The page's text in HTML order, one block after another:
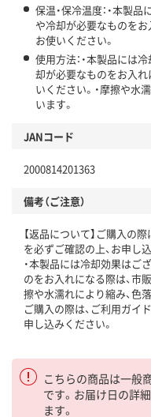
保温・保冷温度：・本製
や冷却が必要なものを
お使いください。
使用方法：・本製品には
却が必要なものをお入
いください。・摩擦や水
います。
JANコード
2000814201363
備考（ご注意）
【返品について】ご購入の際
を必ずご確認の上、お申し
・本製品には冷却効果はご
のをお入れになる際は、市
擦や水濡れにより縮み、色
ご購入の際は、ご利用ガイド
申し込みください。
こちらの商品は一般
です。お届け日の詳
ます。